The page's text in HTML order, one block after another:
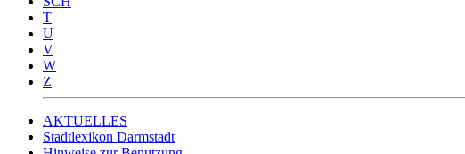
T
U
V
W
Z
AKTUELLES
Stadtlexikon Darmstadt